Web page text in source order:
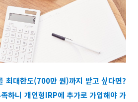
최대한도(700만 원)까지 받고 싶다면?
하니 개인형IRP에 추가로 가입해야 가